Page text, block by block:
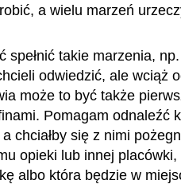
a wielu marzeń
spełnić takie marzenia,
odwiedzić, ale wciąż
może to być także
Pomagam odnaleźć
a chciałby się z nimi
opieki lub innej
albo która będzie w